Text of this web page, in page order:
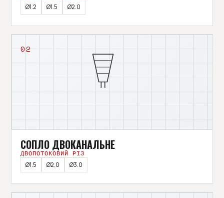
Ø1.2
Ø1.5 Ø2.0
02
СОПЛО ДВОКАНАЛЬНЕ
ДВОПОТОКОВИЙ РІЗ
Ø1.5
Ø2.0 Ø3.0